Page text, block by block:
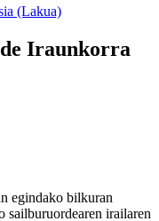
(Lakua)
Iraunkorra
egindako bilkuran
sailburuordearen irailaren